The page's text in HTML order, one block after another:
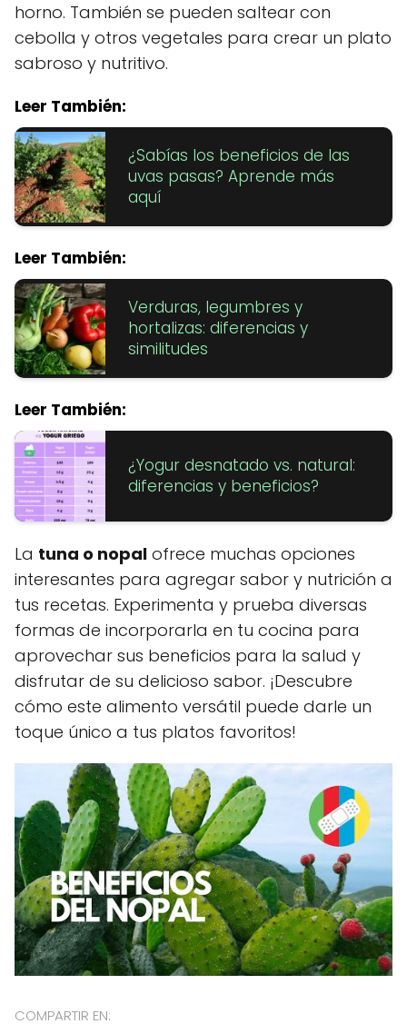
horno. También se pueden saltear con
cebolla y otros vegetales para crear un plato
sabroso y nutritivo.
Leer También:
¿Sabías los beneficios de las
uvas pasas? Aprende más
aquí
Leer También:
Verduras, legumbres y
hortalizas: diferencias y
similitudes
Leer También:
¿Yogur desnatado vs. natural:
diferencias y beneficios?
La tuna o nopal ofrece muchas opciones
interesantes para agregar sabor y nutrición a
tus recetas. Experimenta y prueba diversas
formas de incorporarla en tu cocina para
aprovechar sus beneficios para la salud y
disfrutar de su delicioso sabor. ¡Descubre
cómo este alimento versátil puede darle un
toque único a tus platos favoritos!
COMPARTIR EN: